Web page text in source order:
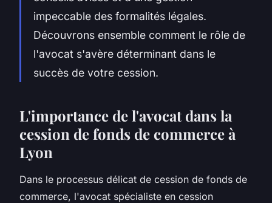
impeccable des formalités légales.
Découvrons ensemble comment le rôle de
l'avocat s'avère déterminant dans le
succès de votre cession.
L'importance de l'avocat dans la
cession de fonds de commerce à
Lyon
Dans le processus délicat de cession de fonds de
commerce, l'avocat spécialiste en cession